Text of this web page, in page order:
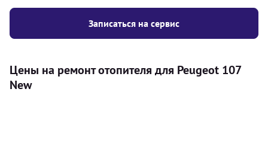
Записаться на сервис
Цены на ремонт отопителя для Peugeot 107
New